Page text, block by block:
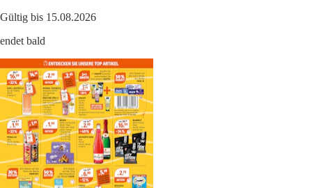
Gültig bis 15.08.2026
endet bald